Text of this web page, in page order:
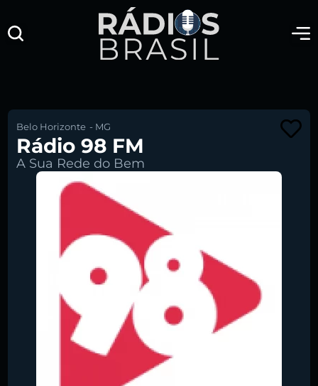
Belo Horizonte - MG
Rádio 98 FM
A Sua Rede do Bem